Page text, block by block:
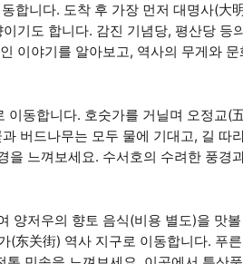
합니다. 도착 후 가장 먼저 대명사(大
기도 합니다. 감진 기념당, 평산당 등
이야기를 알아보고, 역사의 무게와 문
동합니다. 호숫가를 거닐며 오정교(
버드나무는 모두 물에 기대고, 길 따
느껴보세요. 수서호의 수려한 풍경
양저우의 향토 음식(비용 별도)을 맛
东关街) 역사 지구로 이동합니다. 푸